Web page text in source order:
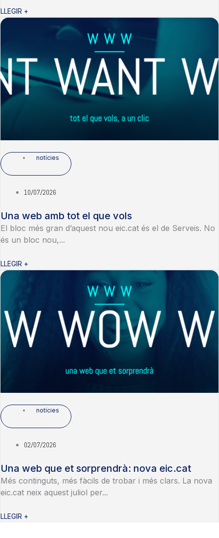
LLEGIR +
notícies
10/07/2026
Una web amb tot el que vols
El bloc més gran d’aquest nou eic.cat és el de Serveis. No
és un bloc nou,...
LLEGIR +
notícies
02/07/2026
Una web que et sorprendrà: nova eic.cat
Més continguts, més fàcils de trobar i més clars. La nova
eic.cat neix aquest juliol per...
LLEGIR +